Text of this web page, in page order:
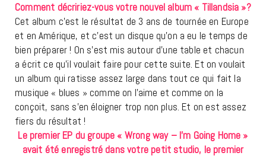
Comment décririez-vous votre nouvel album « Tillandsia »?
Cet album c’est le résultat de 3 ans de tournée en Europe
et en Amérique, et c’est un disque qu’on a eu le temps de
bien préparer ! On s’est mis autour d’une table et chacun
a écrit ce qu’il voulait faire pour cette suite. Et on voulait
un album qui ratisse assez large dans tout ce qui fait la
musique « blues » comme on l’aime et comme on la
conçoit, sans s’en éloigner trop non plus. Et on est assez
fiers du résultat !
Le premier EP du groupe « Wrong way – I’m Going Home »
avait été enregistré dans votre petit studio, le premier